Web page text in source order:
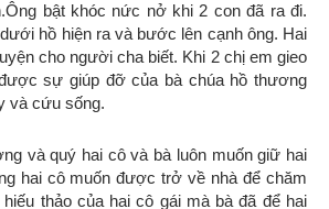
bật khóc nức nở khi 2 con đã ra đi.
hồ hiện ra và bước lên cạnh ông. Hai
cho người cha biết. Khi 2 chị em gieo
sự giúp đỡ của bà chúa hồ thương
và cứu sống.
và quý hai cô và bà luôn muốn giữ hai
hai cô muốn được trở về nhà để chăm
thảo của hai cô gái mà bà đã để hai